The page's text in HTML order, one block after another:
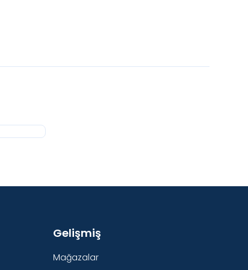
Gelişmiş
Mağazalar